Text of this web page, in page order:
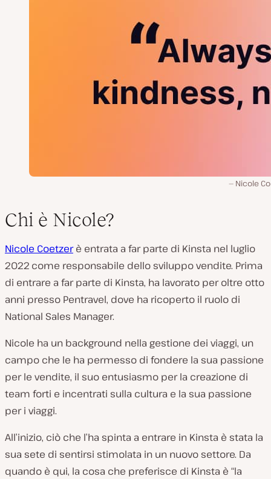
Nicole
Chi è Nicole?
Nicole Coetzerè entrata a far parte di Kinsta nel luglio
2022 come responsabile dello sviluppo vendite. Prima
di entrare a far parte di Kinsta, ha lavorato per oltre otto
anni presso Pentravel, dove ha ricoperto il ruolo di
National Sales Manager.
Nicole ha un background nella gestione dei viaggi, un
campo che le ha permesso di fondere la sua passione
per le vendite, il suo entusiasmo per la creazione di
team forti e incentrati sulla cultura e la sua passione
per i viaggi.
All’inizio, ciò che l’ha spinta a entrare in Kinsta è stata la
sua sete di sentirsi stimolata in un nuovo settore. Da
quando è qui, la cosa che preferisce di Kinsta è “la